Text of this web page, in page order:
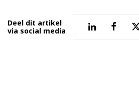
Deel dit artikel
via social media